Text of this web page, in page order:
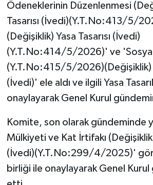
Ödeneklerinin Düzenlenmesi
Tasarısı (İvedi)(Y.T.No:413/5/
(Değişiklik) Yasa Tasarısı (İvedi)
(Y.T.No:414/5/2026)' ve
(Y.T.No:415/5/2026)(Değişiklik)
(İvedi)' ele aldı ve ilgili Yasa
onaylayarak Genel Kurul
Komite, son olarak gündeminde
Mülkiyeti ve Kat İrtifakı (Değişiklik)
(İvedi)(Y.T.No:299/4/2025)'
birliği ile onaylayarak Genel